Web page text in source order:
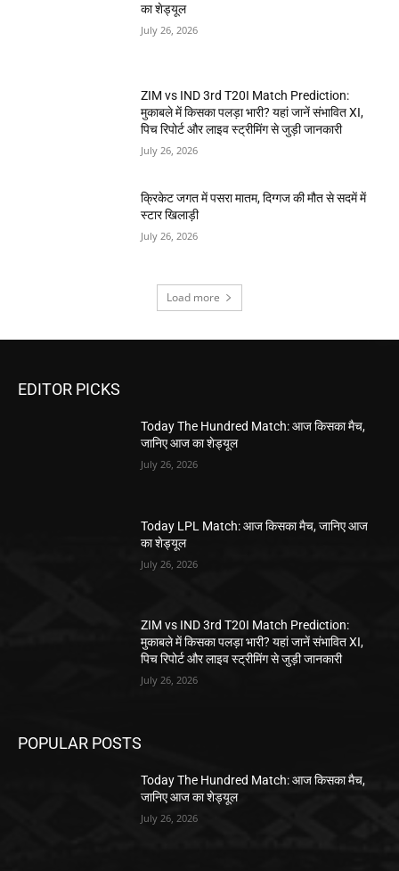
का शेड्यूल
July 26, 2026
ZIM vs IND 3rd T20I Match Prediction:
मुकाबले में किसका पलड़ा भारी? यहां जानें संभावित XI,
पिच रिपोर्ट और लाइव स्ट्रीमिंग से जुड़ी जानकारी
July 26, 2026
क्रिकेट जगत में पसरा मातम, दिग्गज की मौत से सदमें में
स्टार खिलाड़ी
July 26, 2026
Load more
EDITOR PICKS
Today The Hundred Match: आज किसका मैच,
जानिए आज का शेड्यूल
July 26, 2026
Today LPL Match: आज किसका मैच, जानिए आज
का शेड्यूल
July 26, 2026
ZIM vs IND 3rd T20I Match Prediction:
मुकाबले में किसका पलड़ा भारी? यहां जानें संभावित XI,
पिच रिपोर्ट और लाइव स्ट्रीमिंग से जुड़ी जानकारी
July 26, 2026
POPULAR POSTS
Today The Hundred Match: आज किसका मैच,
जानिए आज का शेड्यूल
July 26, 2026